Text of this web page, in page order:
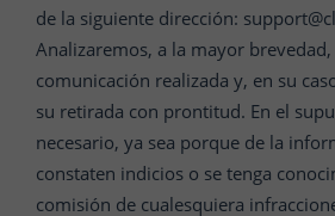
de la siguiente dirección:
Analizaremos, a la mayor
comunicación realizada y, en su
su retirada con prontitud. En el
necesario, ya sea porque de la
constaten indicios o se tenga
comisión de cualesquiera